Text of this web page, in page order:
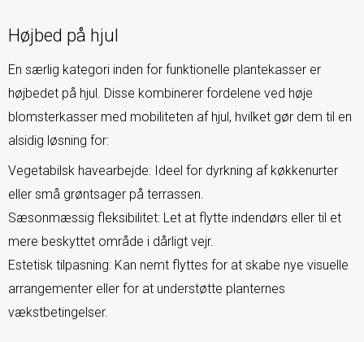
Højbed på hjul
En særlig kategori inden for funktionelle plantekasser er
højbedet på hjul. Disse kombinerer fordelene ved høje
blomsterkasser med mobiliteten af hjul, hvilket gør dem til en
alsidig løsning for:
Vegetabilsk havearbejde: Ideel for dyrkning af køkkenurter
eller små grøntsager på terrassen.
Sæsonmæssig fleksibilitet: Let at flytte indendørs eller til et
mere beskyttet område i dårligt vejr.
Estetisk tilpasning: Kan nemt flyttes for at skabe nye visuelle
arrangementer eller for at understøtte planternes
vækstbetingelser.